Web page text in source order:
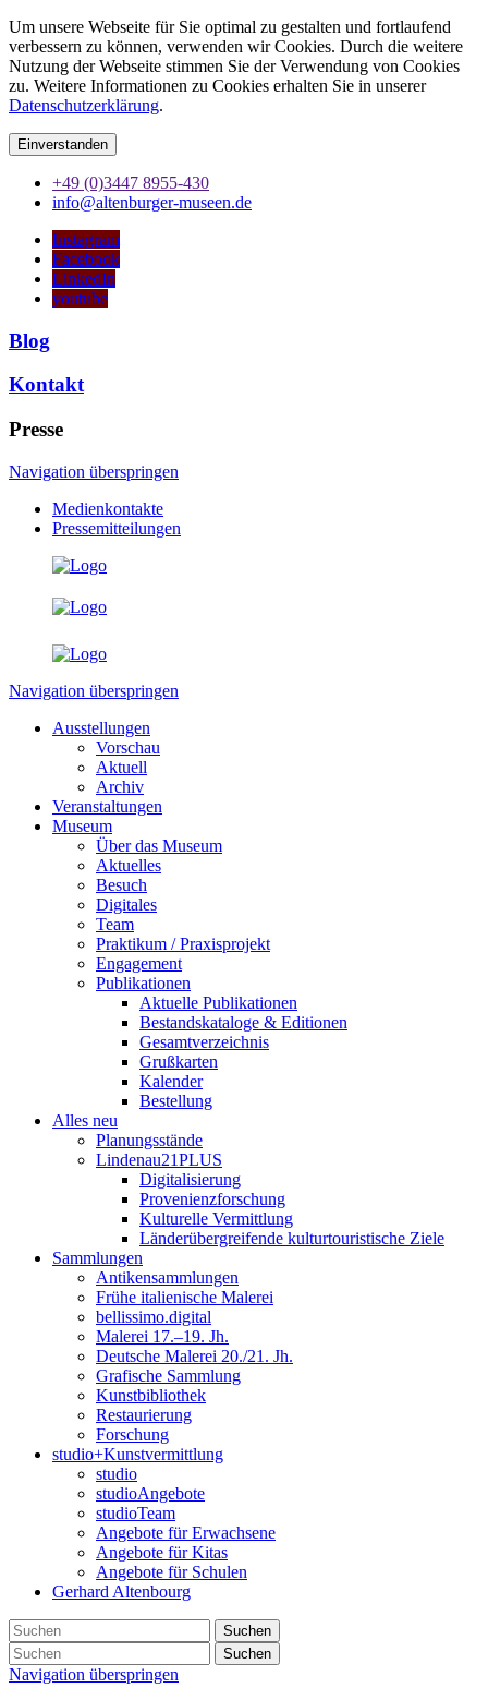
Um unsere Webseite für Sie optimal zu gestalten und fortlaufend
verbessern zu können, verwenden wir Cookies. Durch die weitere
Nutzung der Webseite stimmen Sie der Verwendung von Cookies
zu. Weitere Informationen zu Cookies erhalten Sie in unserer
Datenschutzerklärung.
Einverstanden
+49 (0)3447 8955-430
info@altenburger-museen.de
Instagram
Facebook
LinkedIn
youtube
Blog
Kontakt
Presse
Navigation überspringen
Medienkontakte
Pressemitteilungen
Navigation überspringen
Ausstellungen
Vorschau
Aktuell
Archiv
Veranstaltungen
Museum
Über das Museum
Aktuelles
Besuch
Digitales
Team
Praktikum / Praxisprojekt
Engagement
Publikationen
Aktuelle Publikationen
Bestandskataloge & Editionen
Gesamtverzeichnis
Grußkarten
Kalender
Bestellung
Alles neu
Planungsstände
Lindenau21PLUS
Digitalisierung
Provenienzforschung
Kulturelle Vermittlung
Länderübergreifende kulturtouristische Ziele
Sammlungen
Antikensammlungen
Frühe italienische Malerei
bellissimo.digital
Malerei 17.–19. Jh.
Deutsche Malerei 20./21. Jh.
Grafische Sammlung
Kunstbibliothek
Restaurierung
Forschung
studio+Kunstvermittlung
studio
studioAngebote
studioTeam
Angebote für Erwachsene
Angebote für Kitas
Angebote für Schulen
Gerhard Altenbourg
Suchen
Suchen
Navigation überspringen